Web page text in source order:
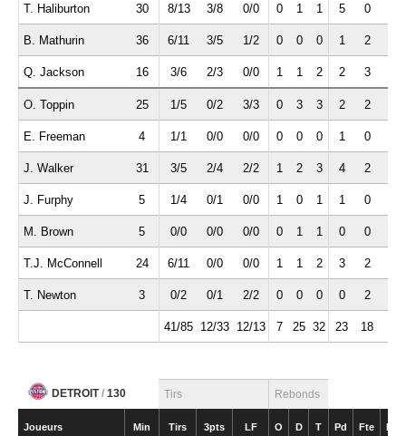
T. Haliburton 30 8/13 3/8 0/0 0 1 1 5 0
B. Mathurin 36 6/11 3/5 1/2 0 0 0 1 2
Q. Jackson 16 3/6 2/3 0/0 1 1 2 2 3
O. Toppin 25 1/5 0/2 3/3 0 3 3 2 2
E. Freeman 4 1/1 0/0 0/0 0 0 0 1 0
J. Walker 31 3/5 2/4 2/2 1 2 3 4 2
J. Furphy 5 1/4 0/1 0/0 1 0 1 1 0
M. Brown 5 0/0 0/0 0/0 0 1 1 0 0
T.J. McConnell 24 6/11 0/0 0/0 1 1 2 3 2
T. Newton 3 0/2 0/1 2/2 0 0 0 0 2
41/85 12/33 12/13 7 25 32 23 18
DETROIT / 130 Tirs Rebonds
Joueurs Min Tirs 3pts LF O D T Pd Fte